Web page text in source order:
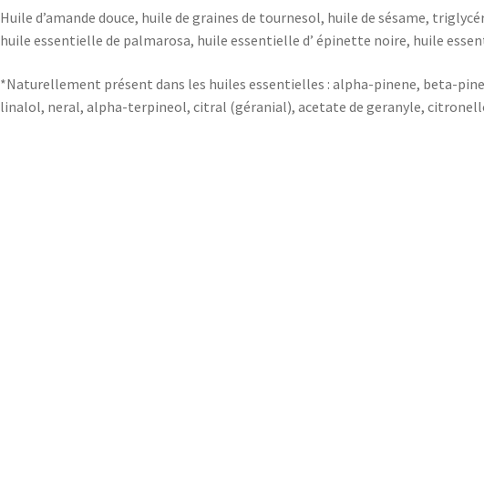
Huile d’amande douce, huile de graines de tournesol, huile de sésame,
huile essentielle de palmarosa, huile essentielle d’ épinette noire, huile
*Naturellement présent dans les huiles essentielles : alpha-pinene, beta-
linalol, neral, alpha-terpineol, citral (géranial), acetate de geranyle,